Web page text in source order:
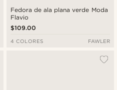
Fedora de ala plana verde Moda
Flavio
$109.00
4 COLORES FAWLER